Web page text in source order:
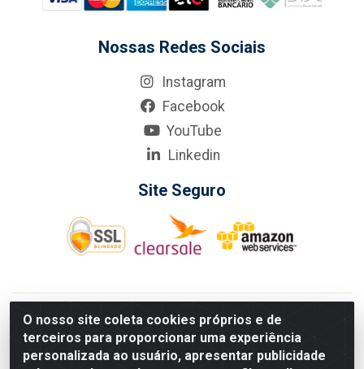
O nosso site coleta cookies próprios e de
terceiros para proporcionar uma experiência
personalizada ao usuário, apresentar publicidade
Nossas Redes Sociais
Instagram
Facebook
YouTube
Linkedin
Site Seguro
KarneKeijo Logistica Integrada LTDA - Rod. Br-101 Sul, nº3700
- Barro, Recife/PE, 50900-400 CNPJ: 24.150.377/0001-95
Estados atendidos pela KarneKeijo: PE, PB e RN.